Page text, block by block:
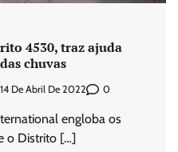
4530, traz ajuda
chuvas
14 De Abril De 2022 0
engloba os
o Distrito […]